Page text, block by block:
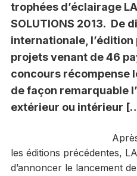
trophées d’éclairage
SOLUTIONS 2013. De
internationale,
projets venant de 46
concours récompense
de façon remarquable
extérieur ou intérieur
les éditions précédentes,
d’annoncer le lancement